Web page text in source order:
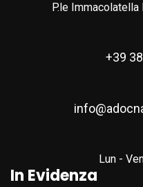
P.le
+39
Lun -
In Evidenza